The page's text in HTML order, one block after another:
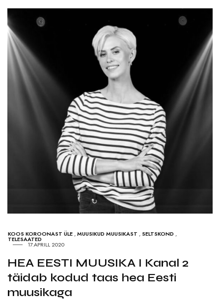
KOOS KOROONAST ÜLE ,MUUSIKUD MUUSIKAST , SELTSKOND ,
TELESAATED
17.APRILL 2020
HEA EESTI MUUSIKA I Kanal 2
täidab kodud taas hea Eesti
muusikaga